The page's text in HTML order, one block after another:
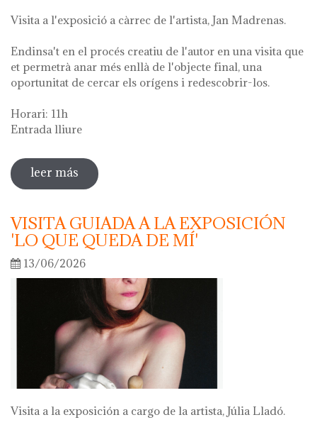
Visita a l'exposició a càrrec de l'artista, Jan Madrenas.
Endinsa't en el procés creatiu de l'autor en una visita que
et permetrà anar més enllà de l'objecte final, una
oportunitat de cercar els orígens i redescobrir-los.
Horari: 11h
Entrada lliure
leer más sobre visita guiada a l'exposició 'anar a la
font'
VISITA GUIADA A LA EXPOSICIÓN
'LO QUE QUEDA DE MÍ'
13/06/2026
Visita a la exposición a cargo de la artista, Júlia Lladó.